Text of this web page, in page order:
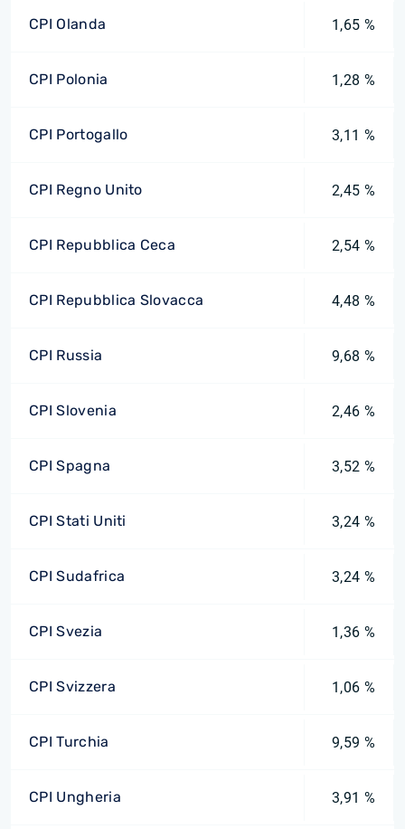
CPI Olanda 1,65 %
CPI Polonia 1,28 %
CPI Portogallo 3,11 %
CPI Regno Unito 2,45 %
CPI Repubblica Ceca 2,54 %
CPI Repubblica Slovacca 4,48 %
CPI Russia 9,68 %
CPI Slovenia 2,46 %
CPI Spagna 3,52 %
CPI Stati Uniti 3,24 %
CPI Sudafrica 3,24 %
CPI Svezia 1,36 %
CPI Svizzera 1,06 %
CPI Turchia 9,59 %
CPI Ungheria 3,91 %